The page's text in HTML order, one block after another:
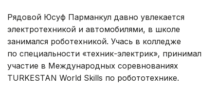
Рядовой Юсуф Парманкул давно увлекается
электротехникой и автомобилями, в школе
занимался роботехникой. Учась в колледже
по специальности «техник-электрик», принимал
участие в Международных соревнованиях
TURKESTAN World Skills по робототехнике.